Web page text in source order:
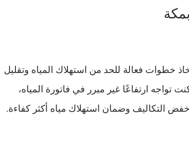
خطوات فعالة للحد من استهلاك المياه وتقليل
تواجه ارتفاعًا غير مبرر في فاتورة المياه،
التكاليف وضمان استهلاك مياه أكثر كفاءة.